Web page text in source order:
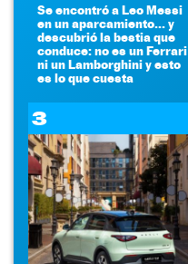
Se encontró a Leo Messi
en un aparcamiento... y
descubrió la bestia que
conduce: no es un Ferrari
ni un Lamborghini y esto
es lo que cuesta
3